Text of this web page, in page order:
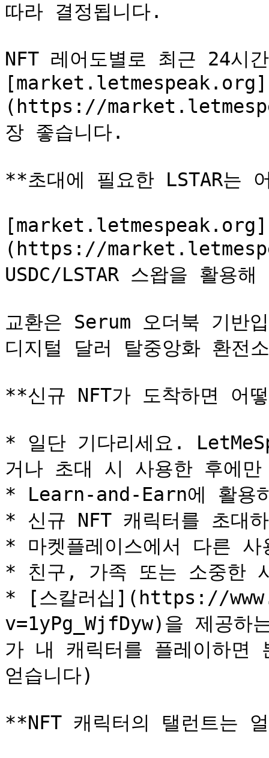
따라 결정됩니다.
NFT 레어도별로 최근 24시
[market.letmespeak.org]
(https://
장 좋습니다.
**초대에 필요한 LSTAR는
[market.letmespeak.org]
(https://
USDC/LSTAR 스왑을 활용
교환은 Serum 오더북 기반
디지털 달러 탈중앙화 환전
**신규 NFT가 도착하면 어
* 일단 기다리세요.
거나 초대 시 사용한 후에
* Learn-and-Earn에 활용
* 신규 NFT 캐릭터를 초대
* 마켓플레이스에서 다른 사
* 친구, 가족 또는 소중한
* [스칼러십](https://
v=1yPg_WjfDyw)을 제공하
가 내 캐릭터를 플레이하면
얻습니다)
**NFT 캐릭터의 탤런트는